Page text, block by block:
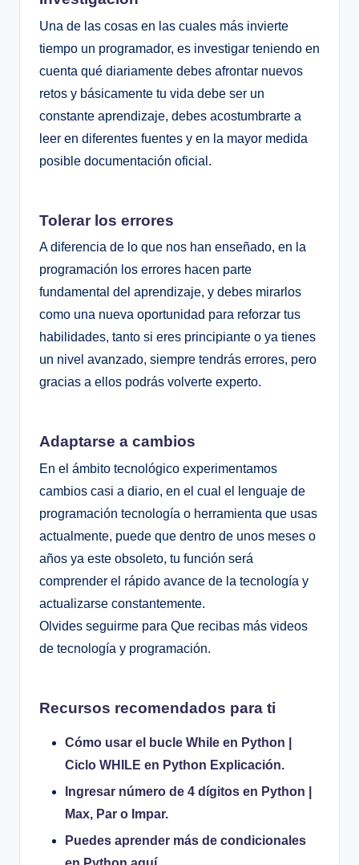
Una de las cosas en las cuales más invierte
tiempo un programador, es investigar teniendo en
cuenta qué diariamente debes afrontar nuevos
retos y básicamente tu vida debe ser un
constante aprendizaje, debes acostumbrarte a
leer en diferentes fuentes y en la mayor medida
posible documentación oficial.
Tolerar los errores
A diferencia de lo que nos han enseñado, en la
programación los errores hacen parte
fundamental del aprendizaje, y debes mirarlos
como una nueva oportunidad para reforzar tus
habilidades, tanto si eres principiante o ya tienes
un nivel avanzado, siempre tendrás errores, pero
gracias a ellos podrás volverte experto.
Adaptarse a cambios
En el ámbito tecnológico experimentamos
cambios casi a diario, en el cual el lenguaje de
programación tecnología o herramienta que usas
actualmente, puede que dentro de unos meses o
años ya este obsoleto, tu función será
comprender el rápido avance de la tecnología y
actualizarse constantemente.
Olvides seguirme para Que recibas más videos
de tecnología y programación.
Recursos recomendados para ti
Cómo usar el bucle While en Python |
Ciclo WHILE en Python Explicación.
Ingresar número de 4 dígitos en Python |
Max, Par o Impar.
Puedes aprender más de condicionales